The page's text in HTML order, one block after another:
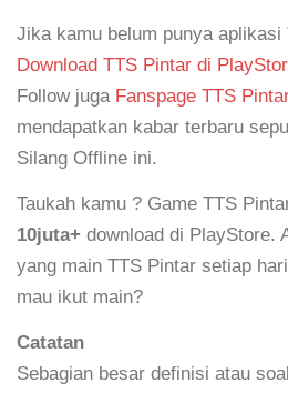
Jika kamu belum punya
Download TTS Pintar di
Follow juga Fanspage TTS
mendapatkan kabar terbaru
Silang Offline ini.
Taukah kamu ? Game TTS
10juta+ download di PlayStore.
yang main TTS Pintar setiap
mau ikut main?
Catatan
Sebagian besar definisi atau